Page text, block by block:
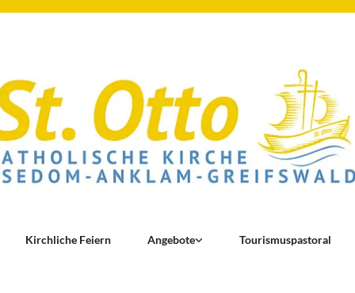
Kirchliche Feiern Angebote Tourismuspastoral